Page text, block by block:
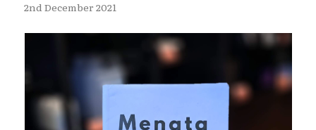
2nd December 2021